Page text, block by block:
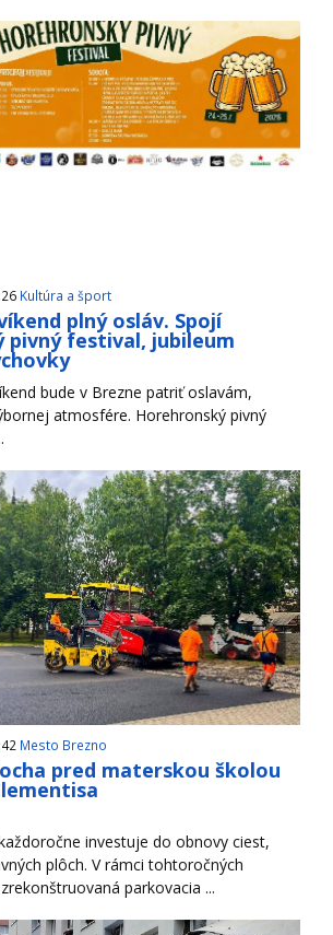
Kultúra a šport
plný osláv. Spojí
pivný festival, jubileum
bude v Brezne patriť oslavám,
atmosfére. Horehronský pivný
Mesto Brezno
pred materskou školou
investuje do obnovy ciest,
plôch. V rámci tohtoročných
parkovacia ...